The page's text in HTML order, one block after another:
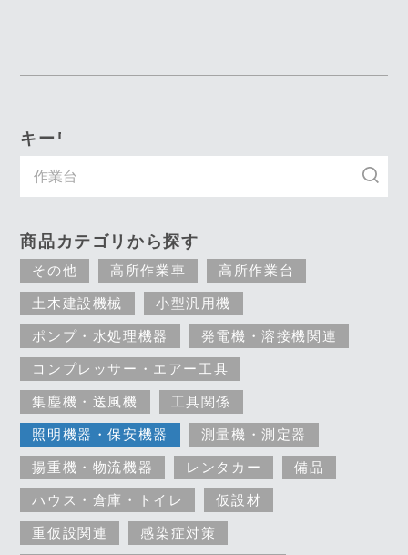
キーワード入力で探す
商品カテゴリから探す
その他 高所作業車 高所作業台
土木建設機械 小型汎用機
ポンプ・水処理機器 発電機・溶接機関連
コンプレッサー・エアー工具
集塵機・送風機 工具関係
照明機器・保安機器 測量機・測定器
揚重機・物流機器 レンタカー 備品
ハウス・倉庫・トイレ 仮設材
重仮設関連 感染症対策